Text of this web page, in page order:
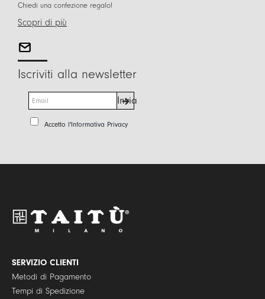
Chiedi una confezione regalo!
Scopri di più
Iscriviti alla newsletter
m
a
P
o
y
*
Accetto l'Informativa Privacy
Invia
SERVIZIO CLIENTI
Metodi di Pagamento
Tempi di Spedizione